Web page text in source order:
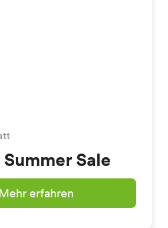
Sale
Mehr erfahren